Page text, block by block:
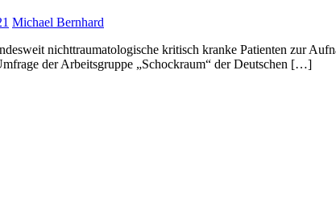
Michael Bernhard
nichttraumatologische kritisch kranke Patienten zur
der Arbeitsgruppe „Schockraum“ der Deutschen […]